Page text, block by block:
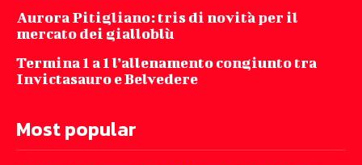
Aurora Pitigliano: tris di novità per il
mercato dei gialloblù
Termina 1 a 1 l’allenamento congiunto tra
Invictasauro e Belvedere
Most popular